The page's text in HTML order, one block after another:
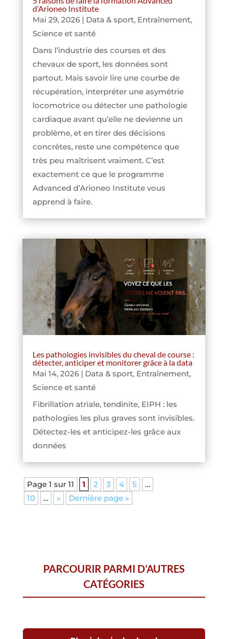
d’Arioneo Institute
Mai 29, 2026| Data & sport, Entraînement,
Science et santé
Dans l’industrie des courses et des
chevaux de sport, les données sont
partout. Mais savoir lire une courbe de
récupération, interpréter une asymétrie
locomotrice ou détecter une pathologie
cardiaque avant qu’elle ne devienne un
problème, et en tirer des décisions
concrètes, reste une compétence que
très peu maîtrisent vraiment. C’est
exactement ce que le programme
Advanced d’Arioneo Institute vous
apprend à faire.
Les pathologies invisibles du cheval de course :
détecter, anticiper et monitorer grâce à la data
Mai 14, 2026| Data & sport, Entraînement,
Science et santé
Fibrillation atriale, tendinite, EIPH : les
pathologies les plus graves sont invisibles.
Détectez-les et anticipez-les grâce aux
données
Page 1 sur 11 1 2 3 4 5
…
10
… » Dernière page »
PARCOURIR PARMI D’AUTRES
CATÉGORIES